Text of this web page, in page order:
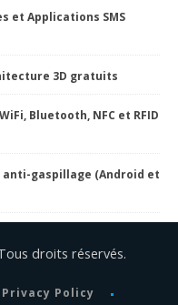
et Applications SMS
3D gratuits
Bluetooth, NFC et RFID
gaspillage (Android et
droits réservés.
Privacy Policy